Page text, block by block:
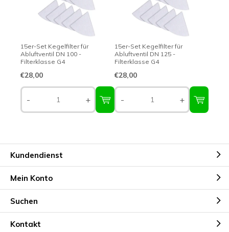
15er-Set Kegelfilter für
Abluftventil DN 100 -
Filterklasse G4
€28,00
- +
15er-Set Kegelfilter für
Abluftventil DN 125 -
Filterklasse G4
€28,00
- +
Kundendienst
Mein Konto
Suchen
Kontakt